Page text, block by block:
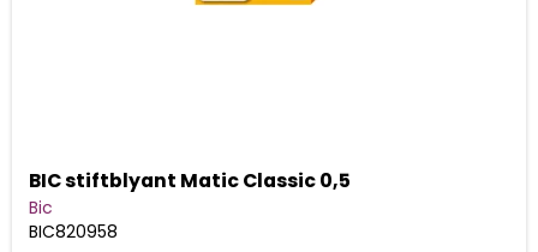
BIC stiftblyant Matic Classic 0,5
Bic
BIC820958